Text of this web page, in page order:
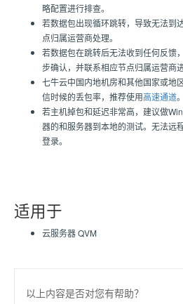
略配置进行排查。
若数据包出现循环跳转，导致无法到
点归属运营商处理。
若数据包在跳转后无法收到任何反馈
步确认，并联系相应节点归属运营商
七牛云中国内地机房和其他国家或地
信时候的丢包率，推荐使用高速通道。
若主机掉包和延迟非常高，建议做
器的和服务器到本地的测试。无法远
登录。
适用于
云服务器 QVM
以上内容是否对您有帮助？